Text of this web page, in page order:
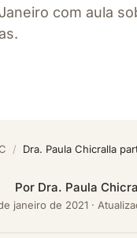
com aula
/ Dra. Paula Chicralla
Por Dra. Paula
janeiro de 2021 ·